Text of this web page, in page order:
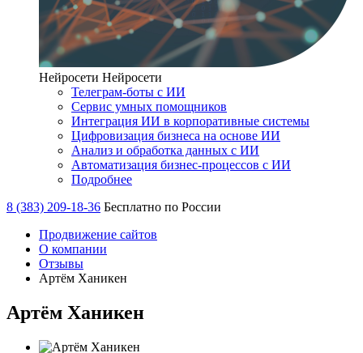
Нейросети Нейросети
Телеграм-боты с ИИ
Сервис умных помощников
Интеграция ИИ в корпоративные системы
Цифровизация бизнеса на основе ИИ
Анализ и обработка данных с ИИ
Автоматизация бизнес-процессов с ИИ
Подробнее
8 (383) 209-18-36 Бесплатно по России
Продвижение сайтов
О компании
Отзывы
Артём Ханикен
Артём Ханикен